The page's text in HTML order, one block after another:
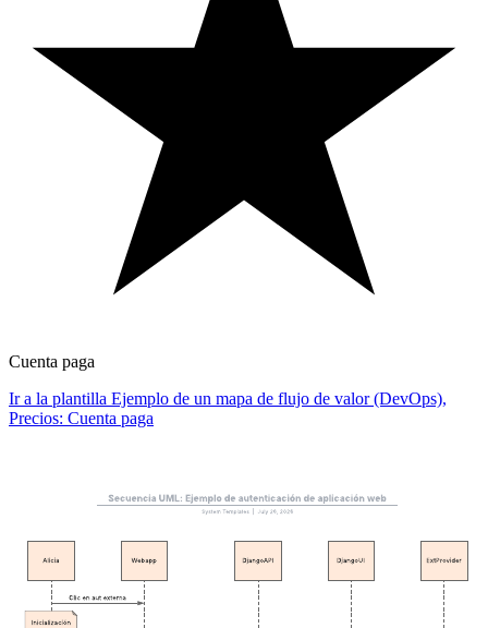
Cuenta paga
Ir a la plantilla Ejemplo de un mapa de flujo de valor (DevOps),
Precios: Cuenta paga